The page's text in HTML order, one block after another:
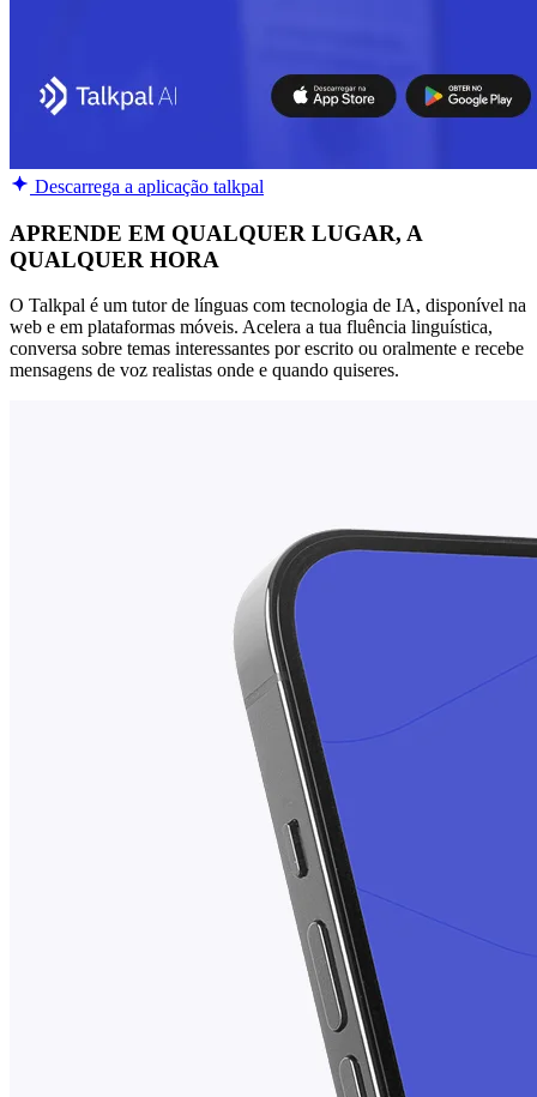
Descarrega a aplicação talkpal
APRENDE EM QUALQUER LUGAR, A
QUALQUER HORA
O Talkpal é um tutor de línguas com tecnologia de IA, disponível na
web e em plataformas móveis. Acelera a tua fluência linguística,
conversa sobre temas interessantes por escrito ou oralmente e recebe
mensagens de voz realistas onde e quando quiseres.